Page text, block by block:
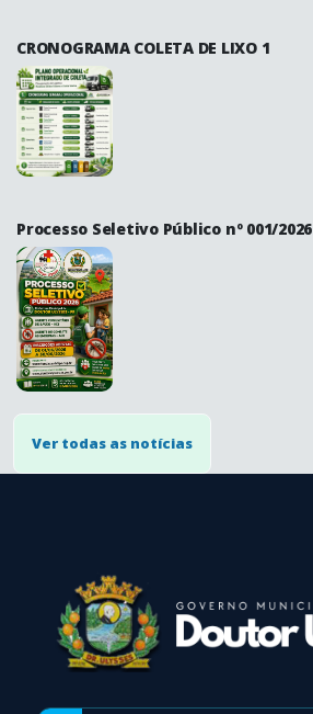
CRONOGRAMA COLETA DE LIXO 1
Processo Seletivo Público nº 001/2026
Ver todas as notícias